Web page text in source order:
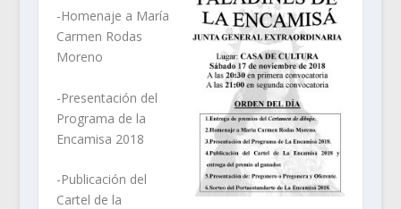
-Homenaje a María
Carmen Rodas
Moreno
-Presentación del
Programa de la
Encamisa 2018
-Publicación del
Cartel de la